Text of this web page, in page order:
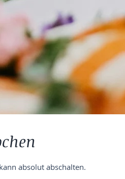
absolut abschalten.